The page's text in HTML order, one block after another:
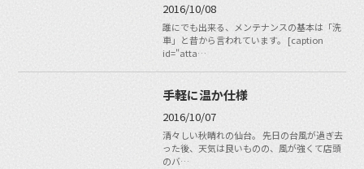
2016/10/08
誰にでも出来る、メンテナンスの基本は「洗
車」と昔から言われています。 [caption
id="atta…
手軽に温か仕様
2016/10/07
清々しい秋晴れの仙台。 先日の台風が過ぎ去
った後、天気は良いものの、風が強くて店頭
のバ…